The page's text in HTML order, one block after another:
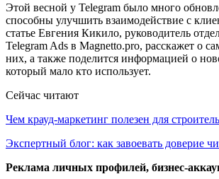
Этой весной у Telegram было много
способны улучшить взаимодействие с
статье Евгения Кикило, руководитель
Telegram Ads в Magnetto.pro, расскажет о
них, а также поделится информацией о
который мало кто использует.
Сейчас читают
Чем крауд-маркетинг полезен для
Экспертный блог: как завоевать доверие
Реклама личных профилей, бизнес-